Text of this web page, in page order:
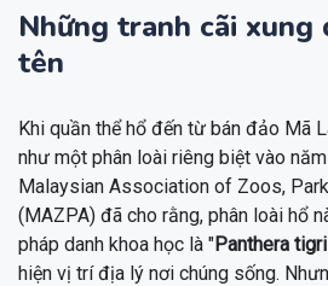
Những tranh cãi xung
tên
Khi quần thể hổ đến từ bán đảo Mã
như một phân loài riêng biệt vào
Malaysian Association of Zoos,
(MAZPA) đã cho rằng, phân loài hổ
pháp danh khoa học là "Panthera
hiện vị trí địa lý nơi chúng sống.